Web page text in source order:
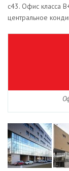
с43. Офис класса
центральное